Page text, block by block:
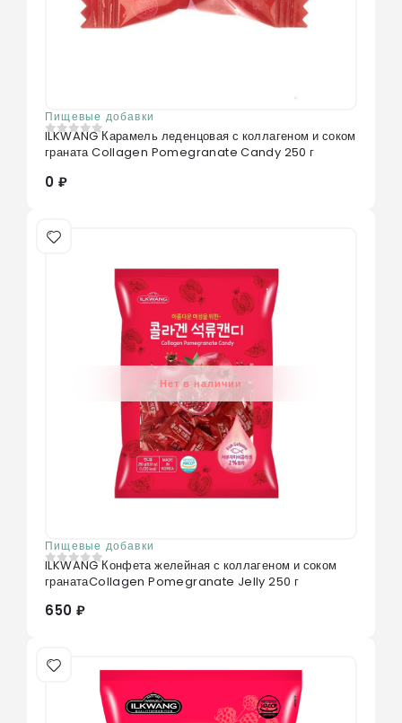
Пищевые добавки
0из 5
ILKWANG Карамель леденцовая с коллагеном и соком
граната Collagen Pomegranate Candy 250 г
0 ₽
Нет в наличии
Пищевые добавки
0из 5
ILKWANG Конфета желейная с коллагеном и соком
гранатаCollagen Pomegranate Jelly 250 г
650 ₽